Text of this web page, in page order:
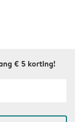
€ 5 korting!